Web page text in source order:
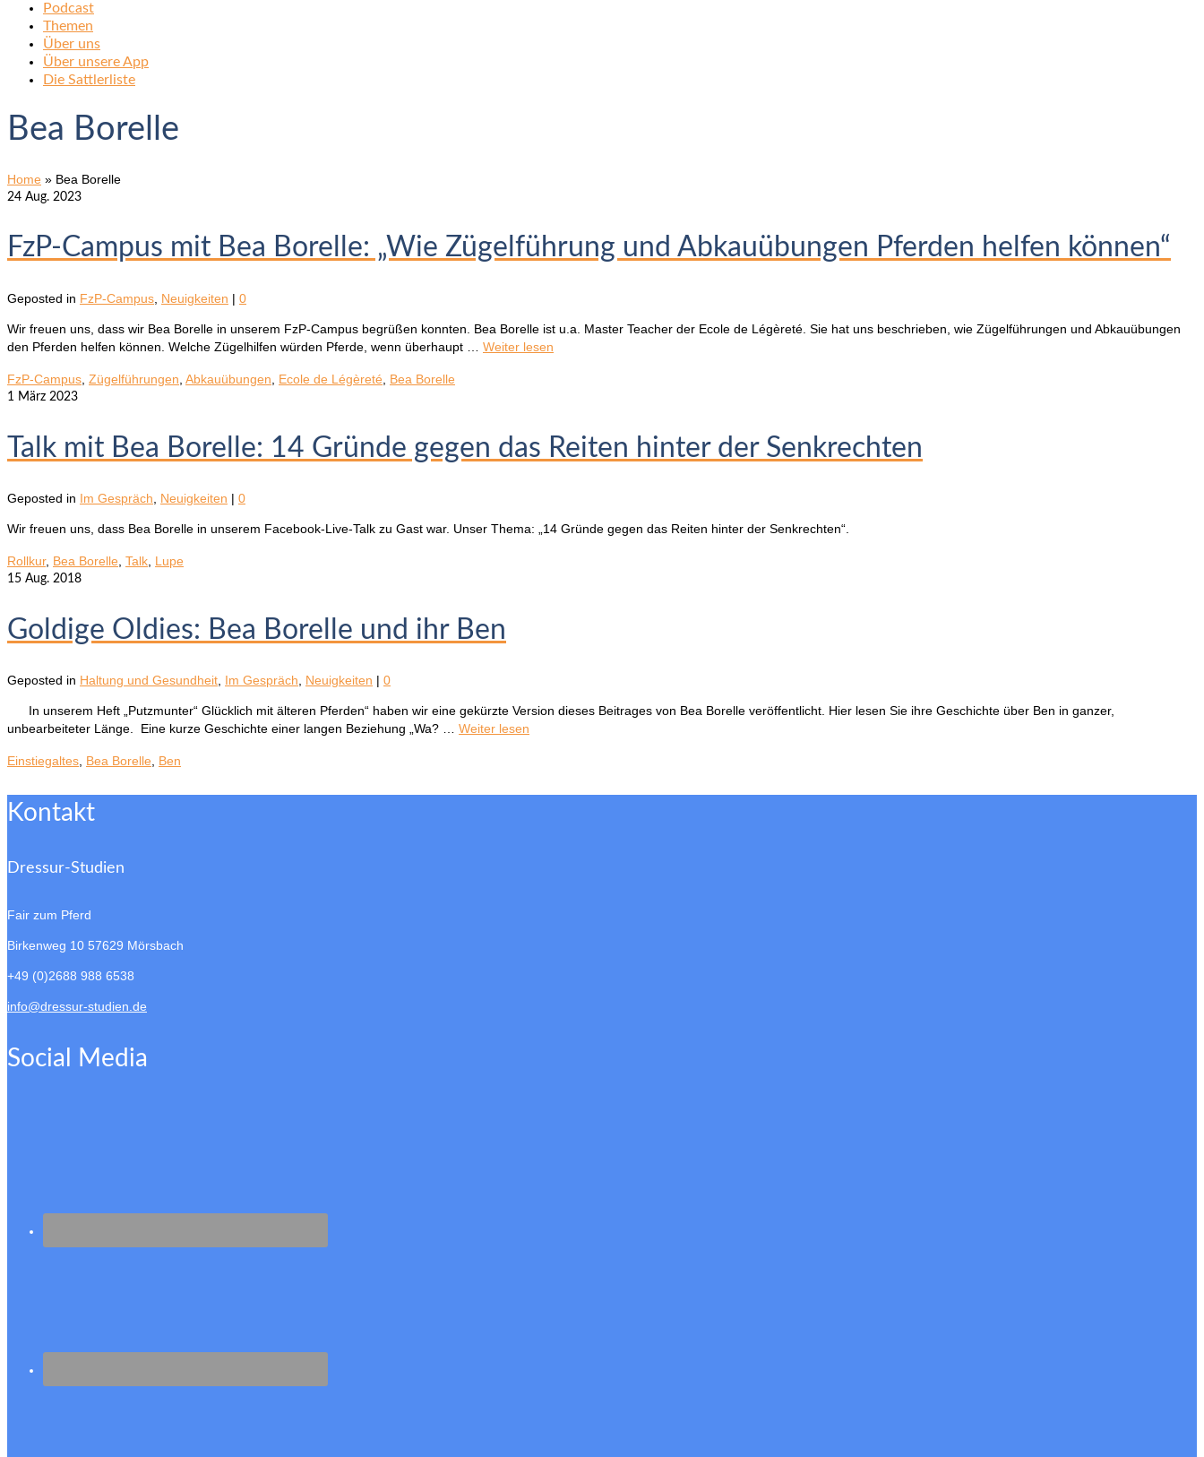
Podcast
Themen
Über uns
Über unsere App
Die Sattlerliste
Bea Borelle
Home » Bea Borelle
24 Aug. 2023
FzP-Campus mit Bea Borelle: „Wie Zügelführung und Abkauübungen Pferden helfen können“
Geposted in FzP-Campus Neuigkeiten | 0
Wir freuen uns, dass wir Bea Borelle in unserem FzP-Campus begrüßen konnten. Bea Borelle ist u.a. Master Teacher der Ecole de Légèreté. Sie hat uns beschrieben, wie Zügelführungen und Abkauübungen
den Pferden helfen können. Welche Zügelhilfen würden Pferde, wenn überhaupt … Weiter lesen
FzP-Campus Zügelführungen Abkauübungen Ecole de Légèreté Bea Borelle
1 März 2023
Talk mit Bea Borelle: 14 Gründe gegen das Reiten hinter der Senkrechten
Geposted in Im Gespräch Neuigkeiten | 0
Wir freuen uns, dass Bea Borelle in unserem Facebook-Live-Talk zu Gast war. Unser Thema: „14 Gründe gegen das Reiten hinter der Senkrechten“.
Rollkur, Bea Borelle Talk Lupe
15 Aug. 2018
Goldige Oldies: Bea Borelle und ihr Ben
Geposted in Haltung und Gesundheit Im Gespräch Neuigkeiten | 0
In unserem Heft „Putzmunter“ Glücklich mit älteren Pferden“ haben wir eine gekürzte Version dieses Beitrages von Bea Borelle veröffentlicht. Hier lesen Sie ihre Geschichte über Ben in ganzer,
unbearbeiteter Länge. Eine kurze Geschichte einer langen Beziehung „Wa? … Weiter lesen
Einstiegaltes Bea Borelle Ben
Kontakt
Dressur-Studien
Fair zum Pferd
Birkenweg 10 57629 Mörsbach
+49 (0)2688 988 6538
info@dressur-studien.de
Social Media